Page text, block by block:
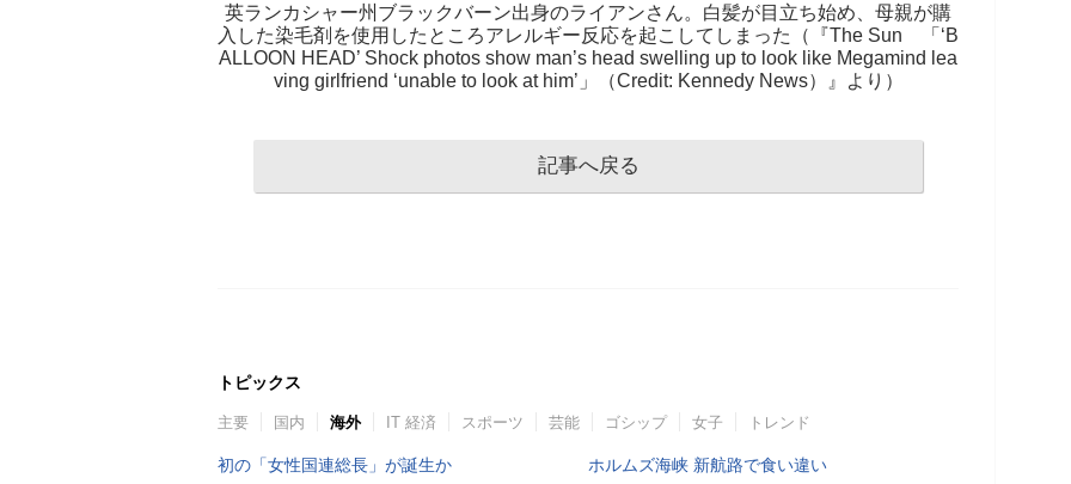
英ランカシャー州ブラックバーン出身のライアンさん。白髪が目立ち始め、母親が購
入した染毛剤を使用したところアレルギー反応を起こしてしまった（『The Sun 「‘B
ALLOON HEAD’ Shock photos show man’s head swelling up to look like Megamind lea
ving girlfriend ‘unable to look at him’」（Credit: Kennedy News）』より）
記事へ戻る
トピックス
主要 国内 海外 IT 経済 スポーツ 芸能 ゴシップ 女子 トレンド
初の「女性国連総長」が誕生か
ホルムズ海峡 新航路で食い違い